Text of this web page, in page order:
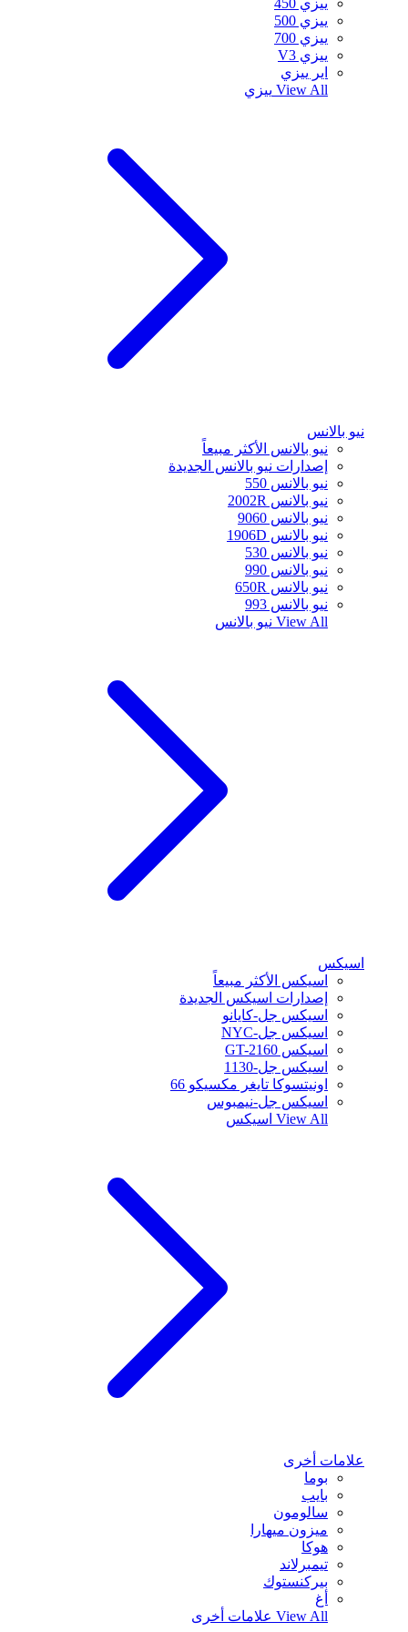
ييزي 500
ييزي 700
ييزي V3
اير ييزي
View All ييزي
نيو بالانس
نيو بالانس الأكثر مبيعاً
إصدارات نيو بالانس الجديدة
نيو بالانس 550
نيو بالانس 2002R
نيو بالانس 9060
نيو بالانس 1906D
نيو بالانس 530
نيو بالانس 990
نيو بالانس 650R
نيو بالانس 993
View All نيو بالانس
اسيكس
اسيكس الأكثر مبيعاً
إصدارات اسيكس الجديدة
اسيكس جل-كايانو
اسيكس جل-NYC
اسيكس GT-2160
اسيكس جل-1130
اونيتسوكا تايغر مكسيكو 66
اسيكس جل-نيمبوس
View All اسيكس
علامات أخرى
بوما
بايب
سالومون
ميزون ميهارا
هوكا
تيمبرلاند
بيركنستوك
أغ
View All علامات أخرى